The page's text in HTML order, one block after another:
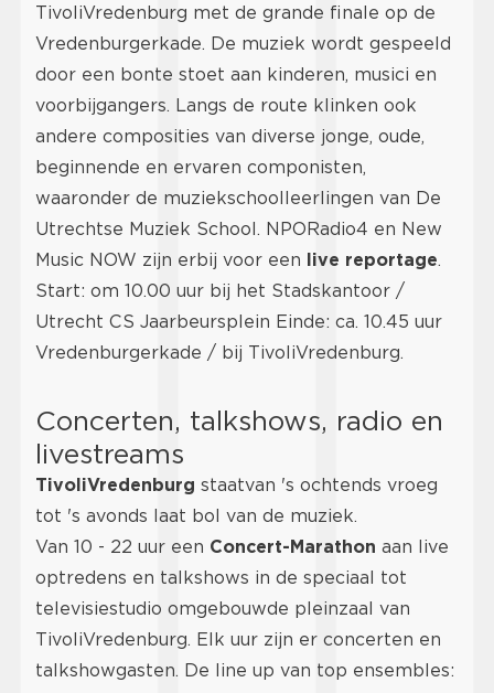
TivoliVredenburg met de grande finale op de
Vredenburgerkade. De muziek wordt gespeeld
door een bonte stoet aan kinderen, musici en
voorbijgangers. Langs de route klinken ook
andere composities van diverse jonge, oude,
beginnende en ervaren componisten,
waaronder de muziekschoolleerlingen van De
Utrechtse Muziek School. NPORadio4 en New
Music NOW zijn erbij voor een live reportage.
Start: om 10.00 uur bij het Stadskantoor /
Utrecht CS Jaarbeursplein Einde: ca. 10.45 uur
Vredenburgerkade / bij TivoliVredenburg.
Concerten, talkshows, radio en
livestreams
TivoliVredenburg staatvan 's ochtends vroeg
tot 's avonds laat bol van de muziek.
Van 10 - 22 uur een Concert-Marathon aan live
optredens en talkshows in de speciaal tot
televisiestudio omgebouwde pleinzaal van
TivoliVredenburg. Elk uur zijn er concerten en
talkshowgasten. De line up van top ensembles: